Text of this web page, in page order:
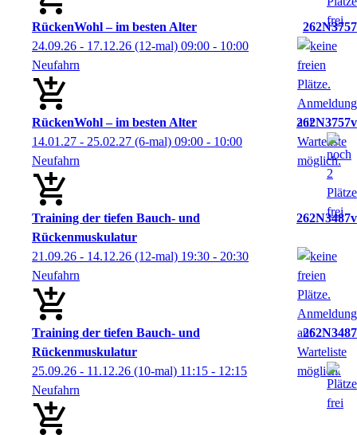
RückenWohl – im besten Alter
262N3757
24.09.26 - 17.12.26 (12-mal) 09:00 - 10:00
Neufahrn
RückenWohl – im besten Alter
262N3757v
14.01.27 - 25.02.27 (6-mal) 09:00 - 10:00
Neufahrn
Training der tiefen Bauch- und
Rückenmuskulatur
262N3487v
21.09.26 - 14.12.26 (12-mal) 19:30 - 20:30
Neufahrn
Training der tiefen Bauch- und
Rückenmuskulatur
262N3487
25.09.26 - 11.12.26 (10-mal) 11:15 - 12:15
Neufahrn